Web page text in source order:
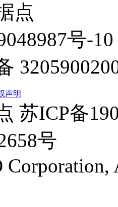
点
号-10
声明
苏ICP备
号